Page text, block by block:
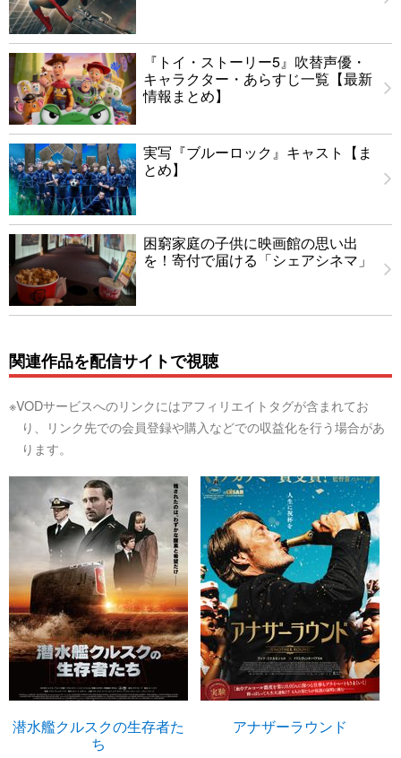
『トイ・ストーリー5』吹替声優・
キャラクター・あらすじ一覧【最新
情報まとめ】
実写『ブルーロック』キャスト【ま
とめ】
困窮家庭の子供に映画館の思い出
を！寄付で届ける「シェアシネマ」
関連作品を配信サイトで視聴
※VODサービスへのリンクにはアフィリエイトタグが含まれてお
り、リンク先での会員登録や購入などでの収益化を行う場合があ
ります。
潜水艦クルスクの生存者た
ち
アナザーラウンド